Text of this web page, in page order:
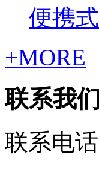
便携
+MORE
联系我们
联系电